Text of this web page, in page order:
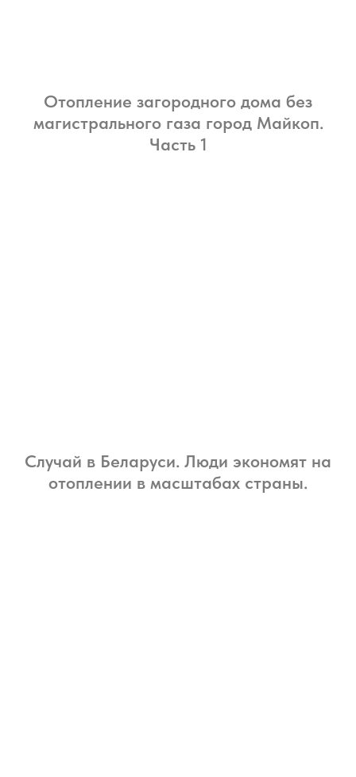
Отопление загородного дома без
магистрального газа город Майкоп.
Часть 1
Случай в Беларуси. Люди экономят на
отоплении в масштабах страны.